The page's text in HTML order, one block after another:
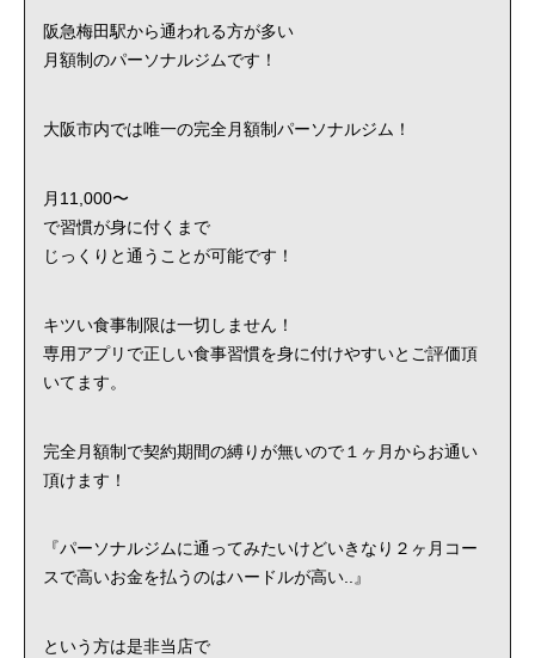
阪急梅田駅から通われる方が多い
月額制のパーソナルジムです！
大阪市内では唯一の完全月額制パーソナルジム！
月11,000〜
で習慣が身に付くまで
じっくりと通うことが可能です！
キツい食事制限は一切しません！
専用アプリで正しい食事習慣を身に付けやすいとご評価頂
いてます。
完全月額制で契約期間の縛りが無いので１ヶ月からお通い
頂けます！
『パーソナルジムに通ってみたいけどいきなり２ヶ月コー
スで高いお金を払うのはハードルが高い..』
という方は是非当店で